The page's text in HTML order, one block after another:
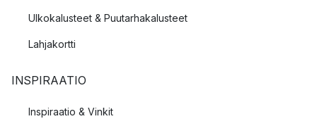
Ulkokalusteet & Puutarhakalusteet
Lahjakortti
INSPIRAATIO
Inspiraatio & Vinkit